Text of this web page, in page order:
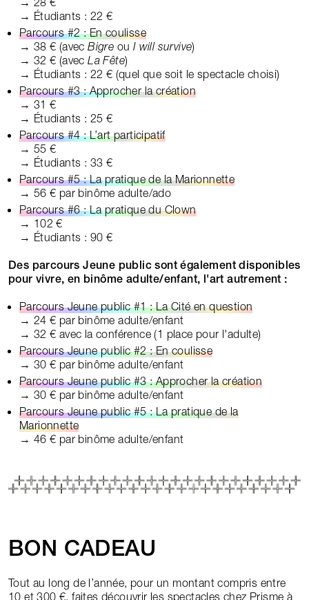
→ Étudiants : 22 €
Parcours #2 : En coulisse
→ 38 € (avecBigre ou I willsurvive)
→ 32 € (avecLa Fête)
→ Étudiants : 22 € (quel que soit le spectacle choisi)
Parcours #3 : Approcher la création
→ 31 €
→ Étudiants : 25 €
Parcours #4 : L’art participatif
→ 55 €
→ Étudiants : 33 €
Parcours #5 : La pratique de la Marionnette
→ 56 € par binôme adulte/ado
Parcours #6 : La pratique du Clown
→ 102 €
→ Étudiants : 90 €
Des parcours Jeune public sont également disponibles
pour vivre, en binôme adulte/enfant, l'art autrement :
Parcours Jeune public #1 : La Cité en question
→ 24 € par binôme adulte/enfant
→ 32 € avec la conférence (1 place pour l'adulte)
Parcours Jeune public #2 : En coulisse
→ 30 € par binôme adulte/enfant
Parcours Jeune public #3 : Approcher la création
→ 30 € par binôme adulte/enfant
Parcours Jeune public #5 : La pratique de la
Marionnette
→ 46 € par binôme adulte/enfant
BON CADEAU
Tout au long de l’année, pour un montant compris entre
10 et 300 €, faites découvrir les spectacles chez Prisme à